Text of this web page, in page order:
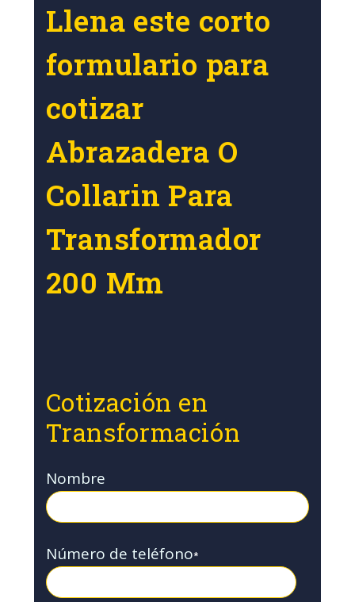
Llena este corto
formulario para
cotizar
Abrazadera O
Collarin Para
Transformador
200 Mm
Cotización en
Transformación
Nombre
Número de teléfono*